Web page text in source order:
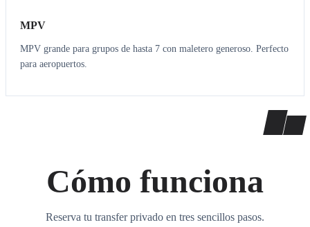
MPV
MPV grande para grupos de hasta 7 con maletero generoso. Perfecto
para aeropuertos.
Cómo funciona
Reserva tu transfer privado en tres sencillos pasos.